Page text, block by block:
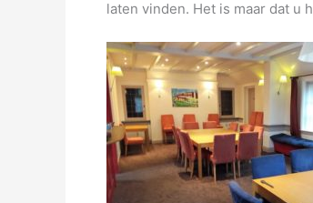
laten vinden. Het is maar dat u